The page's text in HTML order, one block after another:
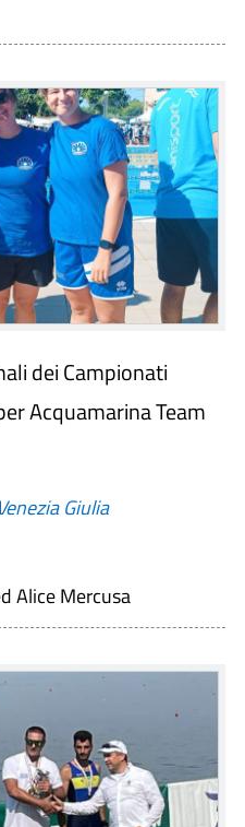
dei Campionati
Acquamarina Team
Giulia
Alice Mercusa